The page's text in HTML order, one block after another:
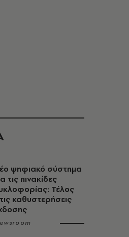
ψηφιακό σύστημα
τις πινακίδες
Τέλος
καθυστερήσεις